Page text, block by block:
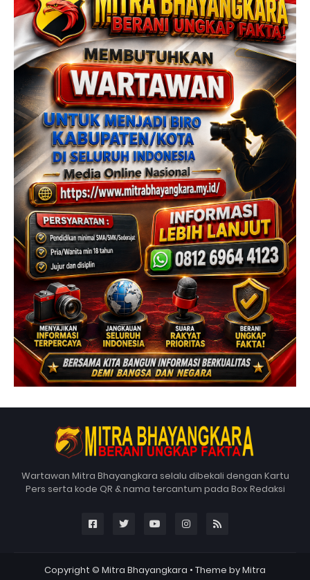
Wartawan Mitra Bhayangkara selalu dibekali dengan Kartu
Pers serta kode QR & nama tercantum pada Box Redaksi
Copyright © Mitra Bhayangkara • Theme byMitra